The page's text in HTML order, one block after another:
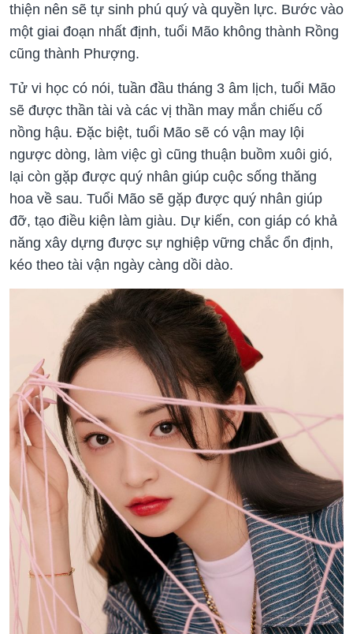
thiện nên sẽ tự sinh phú quý và quyền lực. Bước vào
một giai đoạn nhất định, tuổi Mão không thành Rồng
cũng thành Phượng.
Tử vi học có nói, tuần đầu tháng 3 âm lịch, tuổi Mão
sẽ được thần tài và các vị thần may mắn chiếu cố
nồng hậu. Đặc biệt, tuổi Mão sẽ có vận may lội
ngược dòng, làm việc gì cũng thuận buồm xuôi gió,
lại còn gặp được quý nhân giúp cuộc sống thăng
hoa về sau. Tuổi Mão sẽ gặp được quý nhân giúp
đỡ, tạo điều kiện làm giàu. Dự kiến, con giáp có khả
năng xây dựng được sự nghiệp vững chắc ổn định,
kéo theo tài vận ngày càng dồi dào.